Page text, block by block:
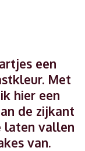
een
Met
hier een
de zijkant
laten vallen
van.